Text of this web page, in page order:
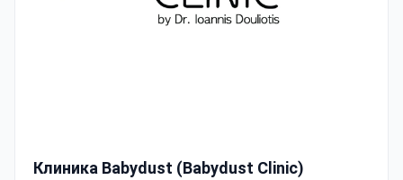
Клиника Babydust (Babydust Clinic)